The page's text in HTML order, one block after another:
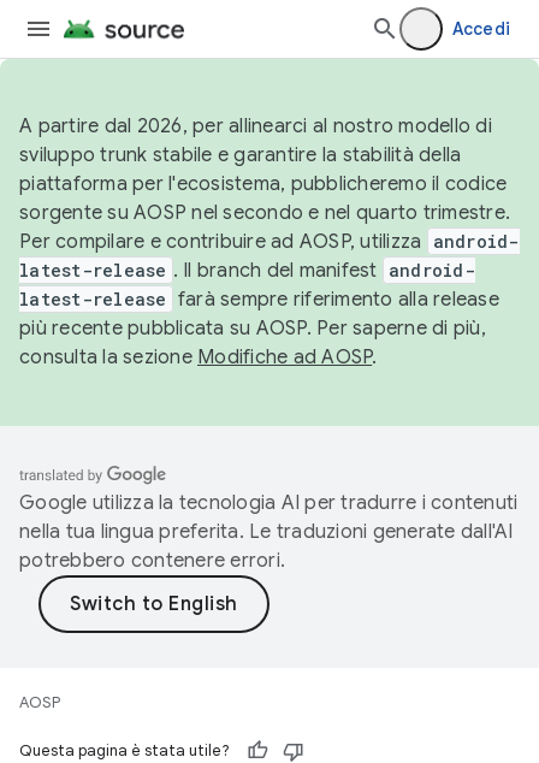
Accedi
A partire dal 2026, per allinearci al nostro modello di
sviluppo trunk stabile e garantire la stabilità della
piattaforma per l'ecosistema, pubblicheremo il codice
sorgente su AOSP nel secondo e nel quarto trimestre.
Per compilare e contribuire ad AOSP, utilizza
android-
latest-release . Il branch del manifest android-
latest-release farà sempre riferimento alla release
più recente pubblicata su AOSP. Per saperne di più,
consulta la sezione Modifiche ad AOSP.
Google utilizza la tecnologia AI per tradurre i contenuti
nella tua lingua preferita. Le traduzioni generate dall'AI
potrebbero contenere errori.
AOSP
Questa pagina è stata utile?